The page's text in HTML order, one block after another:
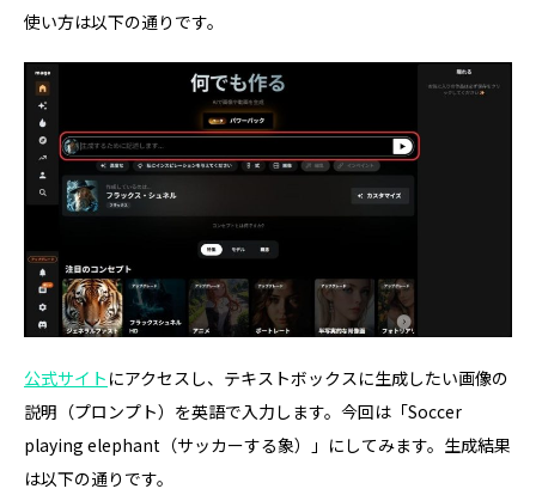
使い方は以下の通りです。
公式サイト にアクセスし、テキストボックスに生成したい画像の
説明（プロンプト）を英語で入力します。今回は「Soccer
playing elephant（サッカーする象）」にしてみます。生成結果
は以下の通りです。